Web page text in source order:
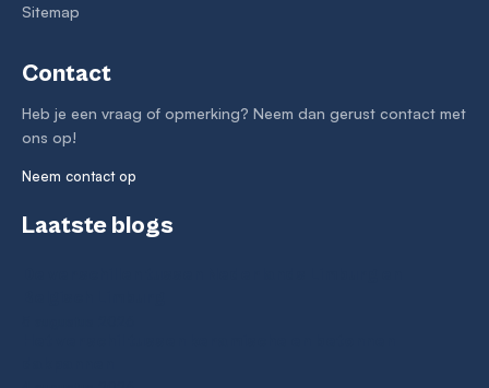
Sitemap
Contact
Heb je een vraag of opmerking? Neem dan gerust contact met
ons op!
Neem contact op
Laatste blogs